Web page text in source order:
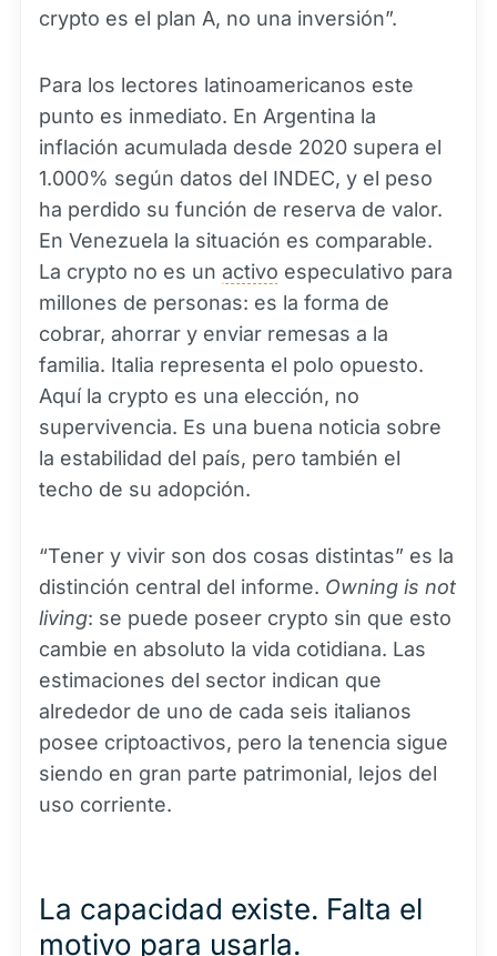
crypto es el plan A, no una inversión”.
Para los lectores latinoamericanos este
punto es inmediato. En Argentina la
inflación acumulada desde 2020 supera el
1.000% según datos del INDEC, y el peso
ha perdido su función de reserva de valor.
En Venezuela la situación es comparable.
La crypto no es un activo especulativo para
millones de personas: es la forma de
cobrar, ahorrar y enviar remesas a la
familia. Italia representa el polo opuesto.
Aquí la crypto es una elección, no
supervivencia. Es una buena noticia sobre
la estabilidad del país, pero también el
techo de su adopción.
“Tener y vivir son dos cosas distintas” es la
distinción central del informe. Owning is not
living: se puede poseer crypto sin que esto
cambie en absoluto la vida cotidiana. Las
estimaciones del sector indican que
alrededor de uno de cada seis italianos
posee criptoactivos, pero la tenencia sigue
siendo en gran parte patrimonial, lejos del
uso corriente.
La capacidad existe. Falta el
motivo para usarla.